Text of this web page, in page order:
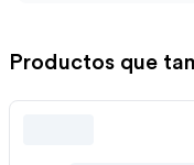
Productos que